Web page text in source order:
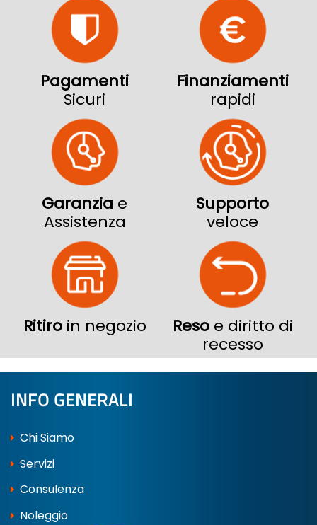
Pagamenti
Sicuri
Finanziamenti
rapidi
Garanzia e
Assistenza
Supporto
veloce
Ritiro in negozio Resoe diritto di
recesso
INFO GENERALI
Chi Siamo
Servizi
Consulenza
Noleggio